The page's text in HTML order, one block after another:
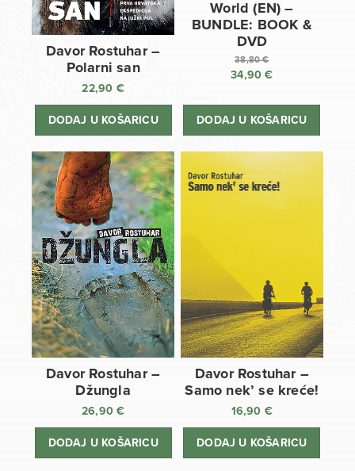
Davor Rostuhar –
Polarni san
22,90 €
DODAJ U KOŠARICU
World (EN) –
BUNDLE: BOOK &
DVD
38,80€
Izvorna
bila
34,90€
cijena
DODAJ U KOŠARICU
Davor Rostuhar –
Džungla
26,90€
DODAJ U KOŠARICU
Davor Rostuhar –
Samo nek’ se kreće!
16,90 €
DODAJ U KOŠARICU